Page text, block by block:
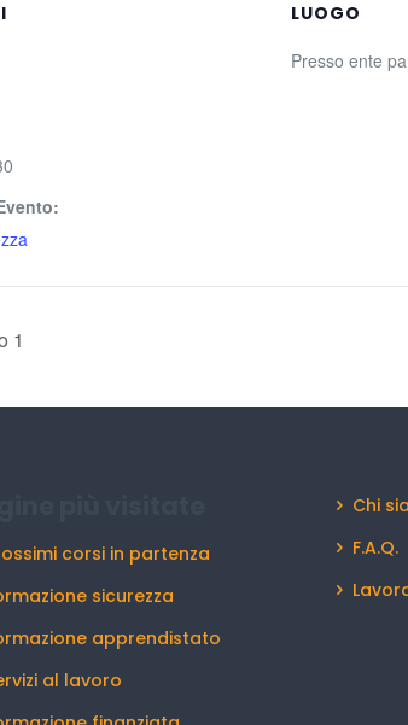
LUOGO
Presso ente
1
corsi in partenza
sicurezza
apprendistato
al lavoro
Chi
F.A.Q.